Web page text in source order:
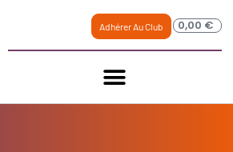
Adhérer Au Club 0,00 €